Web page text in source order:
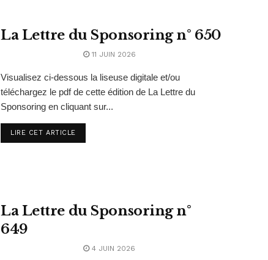
La Lettre du Sponsoring n° 650
11 JUIN 2026
Visualisez ci-dessous la liseuse digitale et/ou
téléchargez le pdf de cette édition de La Lettre du
Sponsoring en cliquant sur...
LIRE CET ARTICLE
La Lettre du Sponsoring n°
649
4 JUIN 2026